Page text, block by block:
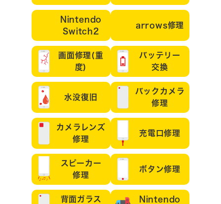
Nintendo
Switch2
arrows修理
画面修理(重
度)
バッテリー
交換
水没復旧
バックカメラ
修理
カメラレンズ
修理
充電口修理
スピーカー
修理
ボタン修理
背面ガラス
Nintendo